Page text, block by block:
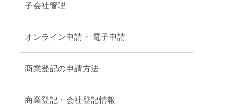
子会社管理
オンライン申請・ 電子申請
商業登記の申請方法
商業登記・会社登記情報